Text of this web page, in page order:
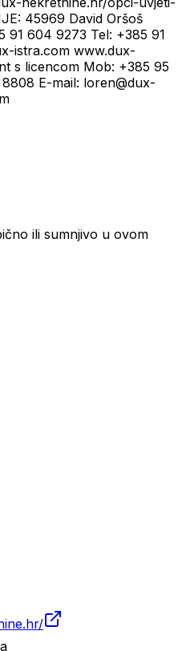
45969 David Oršoš
91 604 9273 Tel: +385 91
istra.com www.dux-
s licencom Mob: +385 95
E-mail: loren@dux-
ili sumnjivo u ovom